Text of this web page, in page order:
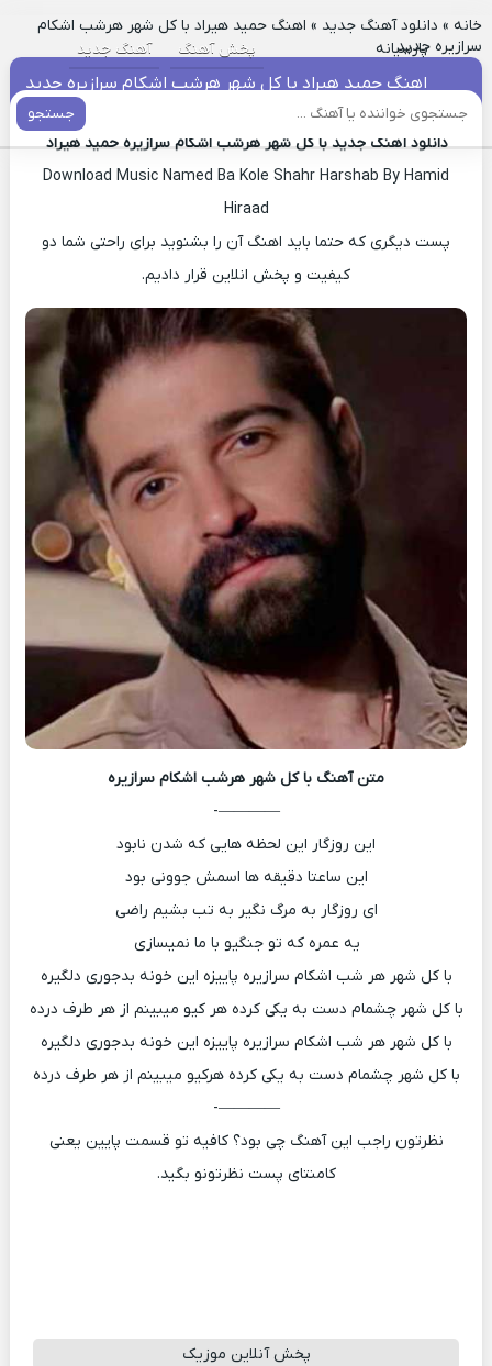
پارسیانه پخش آهنگ آهنگ جدید
جستجو
خانه» دانلود آهنگ جدید » اهنگ حمید هیراد با کل شهر هرشب اشکام
سرازیره جدید
اهنگ حمید هیراد با کل شهر هرشب اشکام سرازیره جدید
دانلود آهنگ جدید با کل شهر هرشب اشکام سرازیره حمید هیراد
Download Music Named Ba Kole Shahr Harshab By Hamid
Hiraad
پست دیگری که حتما باید اهنگ آن را بشنوید برای راحتی شما دو
کیفیت و پخش انلاین قرار دادیم.
متن آهنگ با کل شهر هرشب اشکام سرازیره
————-
این روزگار این لحظه هایی که شدن نابود
این ساعتا دقیقه ها اسمش جوونی بود
ای روزگار به مرگ نگیر به تب بشیم راضی
یه عمره که تو جنگیو با ما نمیسازی
با کل شهر هر شب اشکام سرازیره پاییزه این خونه بدجوری دلگیره
با کل شهر چشمام دست به یکی کرده هر کیو میبینم از هر طرف درده
با کل شهر هر شب اشکام سرازیره پاییزه این خونه بدجوری دلگیره
با کل شهر چشمام دست به یکی کرده هرکیو میبینم از هر طرف درده
————-
نظرتون راجب این آهنگ چی بود؟ کافیه تو قسمت پایین یعنی
کامنتای پست نظرتونو بگید.
پخش آنلاین موزیک